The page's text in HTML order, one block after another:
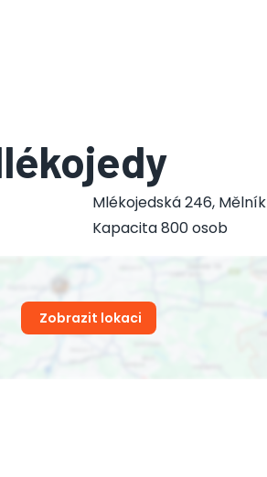
Mlékojedská 246, Mělník
Kapacita 800 osob
Zobrazit lokaci